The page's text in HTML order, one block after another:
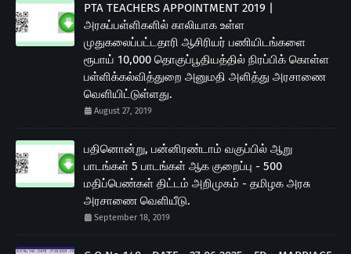
PTA TEACHERS APPOINTMENT 2019 |
அரசுப்பள்ளிகளில் காலியாக உள்ள
முதுகலைப்பட்டதாரி ஆசிரியர் பணியிடங்களை
ரூபாய் 10,000 தொகுப்பூதியத்தில் நிரப்பிக் கொள்ள
பள்ளிக்கல்வித்துறை அனுமதி அளித்து அரசாணை
வெளியிட்டுள்ளது.
August 27, 2019
பதினொன்று, பன்னிரண்டாம் வகுப்பில் ஆறு
பாடங்கள் 5 பாடங்கள் ஆக குறைப்பு - 500
மதிப்பெண்கள் திட்டம் அறிமுகம் - தமிழக அரசு
அரசாணை வெளியீடு.
September 18, 2019